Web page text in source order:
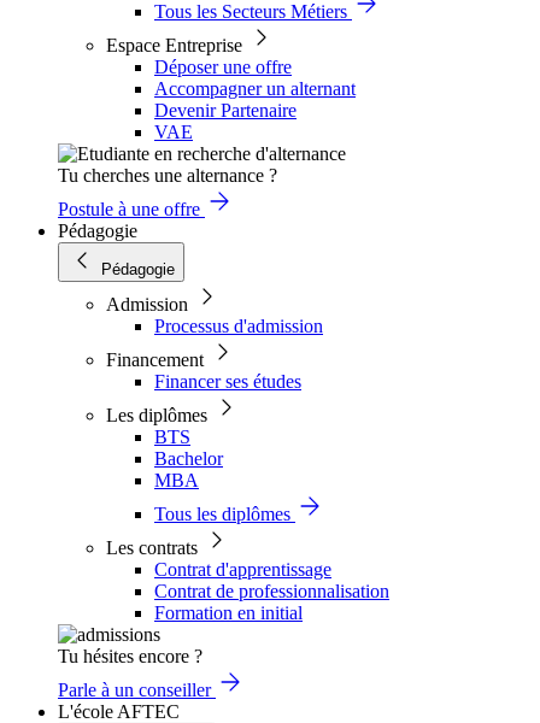
Tous les Secteurs Métiers
Espace Entreprise
Déposer une offre
Accompagner un alternant
Devenir Partenaire
VAE
Tu cherches une alternance ?
Postule à une offre
Pédagogie
Pédagogie
Admission
Processus d'admission
Financement
Financer ses études
Les diplômes
BTS
Bachelor
MBA
Tous les diplômes
Les contrats
Contrat d'apprentissage
Contrat de professionnalisation
Formation en initial
Tu hésites encore ?
Parle à un conseiller
L'école AFTEC